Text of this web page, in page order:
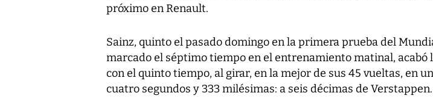
próximo en Renault.
Sainz, quinto el pasado domingo en la primera prueba del
marcado el séptimo tiempo en el entrenamiento matinal, acabó
con el quinto tiempo, al girar, en la mejor de sus 45 vueltas, en
cuatro segundos y 333 milésimas: a seis décimas de Verstappen.